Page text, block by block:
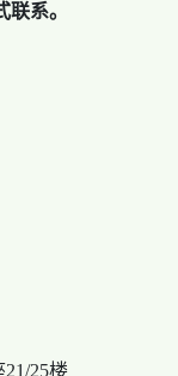
系。
25楼